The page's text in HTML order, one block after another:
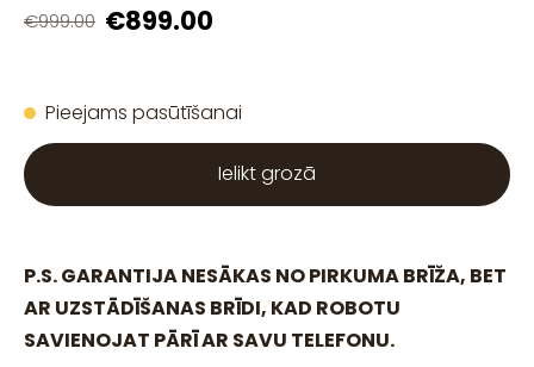
€999.00 €899.00
Pieejams pasūtīšanai
Ielikt grozā
P.S. GARANTIJA NESĀKAS NO PIRKUMA BRĪŽA, BET
AR UZSTĀDĪŠANAS BRĪDI, KAD ROBOTU
SAVIENOJAT PĀRĪ AR SAVU TELEFONU.